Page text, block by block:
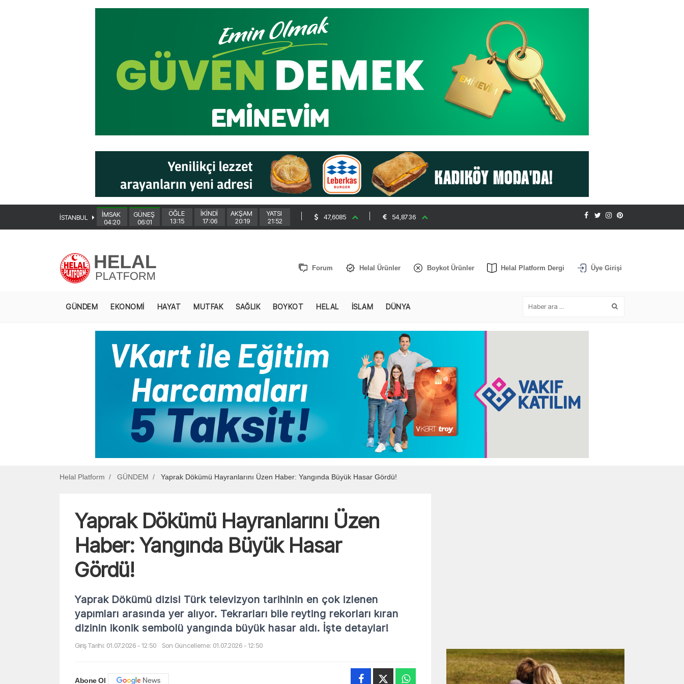
İSTANBUL
İMSAK
04:20
GÜNEŞ
06:01
ÖĞLE
13:15
İKİNDİ
17:06
AKŞAM
20:19
YATSI
21:52
47,6085 54,8736
Forum Helal Ürünler Boykot Ürünler Helal Platform Dergi Üye Girişi
GÜNDEM EKONOMİ HAYAT MUTFAK SAĞLIK BOYKOT HELAL İSLAM DÜNYA
Helal Platform GÜNDEM Yaprak Dökümü Hayranlarını Üzen Haber: Yangında Büyük Hasar Gördü!
Yaprak Dökümü Hayranlarını Üzen
Haber: Yangında Büyük Hasar
Gördü!
Yaprak Dökümü dizisi Türk televizyon tarihinin en çok izlenen
yapımları arasında yer alıyor. Tekrarları bile reyting rekorları kıran
dizinin ikonik sembolü yangında büyük hasar aldı. İşte detaylar!
Giriş Tarihi: 01.07.2026 - 12:50 Son Güncelleme: 01.07.2026 - 12:50
Abone Ol